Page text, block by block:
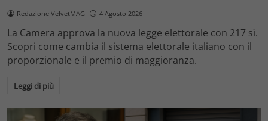
Redazione VelvetMAG 4 Agosto 2026
La Camera approva la nuova legge elettorale con 217 sì.
Scopri come cambia il sistema elettorale italiano con il
proporzionale e il premio di maggioranza.
Leggi di più